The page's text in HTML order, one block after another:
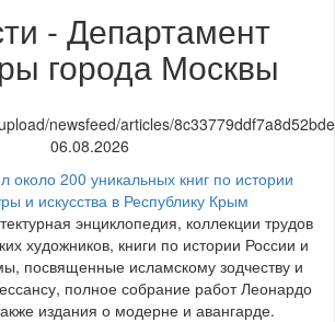
- Департамент
города Москвы
06.08.2026
около 200 уникальных книг по истории
и искусства в Республику Крым
энциклопедия, коллекции трудов
художников, книги по истории России и
посвященные исламскому зодчеству и
полное собрание работ Леонардо
издания о модерне и авангарде.